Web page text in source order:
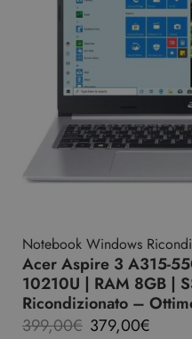
Notebook Windows
Acer Aspire 3 A315-
10210U | RAM 8GB |
Ricondizionato –
399,00€ 379,00€